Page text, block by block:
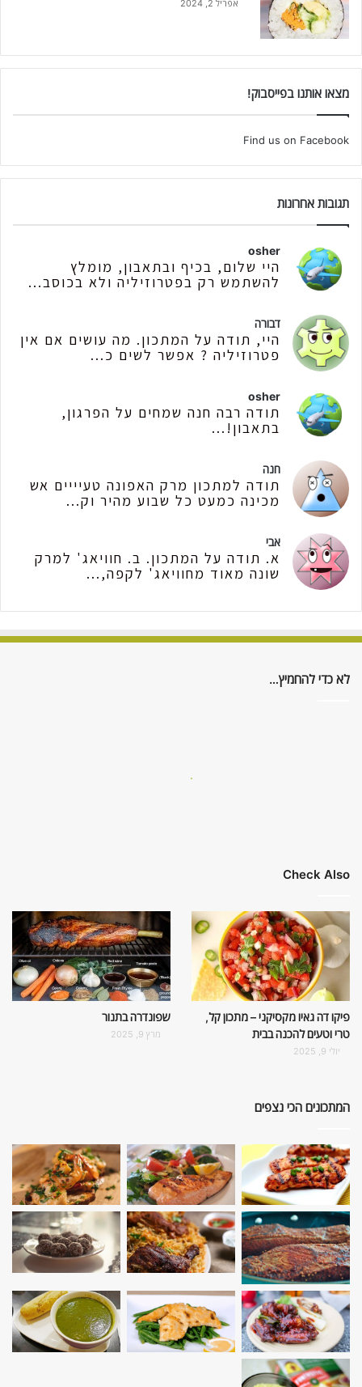
אפריל 2, 2024
מצאו אותנו בפייסבוק!
Find us on Facebook
תגובות אחרונות
osher
היי שלום, בכיף ובתאבון, מומלץ
להשתמש רק בפטרוזיליה ולא בכוסב...
דבורה
היי, תודה על המתכון. מה עושים אם אין
פטרוזיליה ? אפשר לשים כ...
osher
תודה רבה חנה שמחים על הפרגון,
בתאבון!...
חנה
תודה למתכון מרק האפונה טעיייים אש
מכינה כמעט כל שבוע מהיר וק...
אבי
א. תודה על המתכון. ב. חוויאג' למרק
שונה מאוד מחוויאג' לקפה,...
לא כדי להחמיץ…
Check Also
פיקו דה גאיו מקסיקני – מתכון קל,
טרי וטעים להכנה בבית
יולי 9, 2025
שפונדרה בתנור
מרץ 9, 2025
המתכונים הכי נצפים